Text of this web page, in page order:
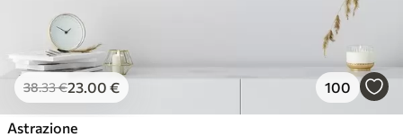
38.33€23.00 € 100
Astrazione